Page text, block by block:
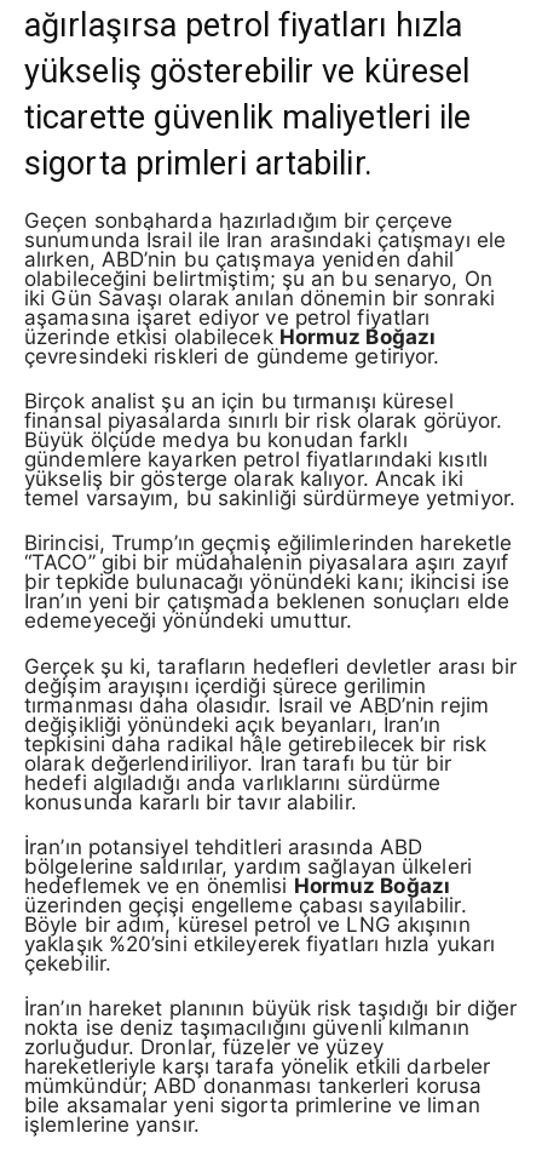
ağırlaşırsa petrol fiyatları hızla
yükseliş gösterebilir ve küresel
ticarette güvenlik maliyetleri ile
sigorta primleri artabilir.
Geçen sonbaharda hazırladığım bir çerçeve
sunumunda İsrail ile İran arasındaki çatışmayı ele
alırken, ABD’nin bu çatışmaya yeniden dahil
olabileceğini belirtmiştim; şu an bu senaryo, On
iki Gün Savaşı olarak anılan dönemin bir sonraki
aşamasına işaret ediyor ve petrol fiyatları
üzerinde etkisi olabilecek Hormuz Boğazı
çevresindeki riskleri de gündeme getiriyor.
Birçok analist şu an için bu tırmanışı küresel
finansal piyasalarda sınırlı bir risk olarak görüyor.
Büyük ölçüde medya bu konudan farklı
gündemlere kayarken petrol fiyatlarındaki kısıtlı
yükseliş bir gösterge olarak kalıyor. Ancak iki
temel varsayım, bu sakinliği sürdürmeye yetmiyor.
Birincisi, Trump’ın geçmiş eğilimlerinden hareketle
“TACO” gibi bir müdahalenin piyasalara aşırı zayıf
bir tepkide bulunacağı yönündeki kanı; ikincisi ise
İran’ın yeni bir çatışmada beklenen sonuçları elde
edemeyeceği yönündeki umuttur.
Gerçek şu ki, tarafların hedefleri devletler arası bir
değişim arayışını içerdiği sürece gerilimin
tırmanması daha olasıdır. İsrail ve ABD’nin rejim
değişikliği yönündeki açık beyanları, İran’ın
tepkisini daha radikal hâle getirebilecek bir risk
olarak değerlendiriliyor. İran tarafı bu tür bir
hedefi algıladığı anda varlıklarını sürdürme
konusunda kararlı bir tavır alabilir.
İran’ın potansiyel tehditleri arasında ABD
bölgelerine saldırılar, yardım sağlayan ülkeleri
hedeflemek ve en önemlisi Hormuz Boğazı
üzerinden geçişi engelleme çabası sayılabilir.
Böyle bir adım, küresel petrol ve LNG akışının
yaklaşık %20’sini etkileyerek fiyatları hızla yukarı
çekebilir.
İran’ın hareket planının büyük risk taşıdığı bir diğer
nokta ise deniz taşımacılığını güvenli kılmanın
zorluğudur. Dronlar, füzeler ve yüzey
hareketleriyle karşı tarafa yönelik etkili darbeler
mümkündür; ABD donanması tankerleri korusa
bile aksamalar yeni sigorta primlerine ve liman
işlemlerine yansır.